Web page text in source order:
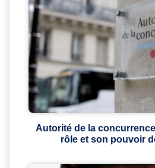
Autorité de la
rôle et son pouvoir